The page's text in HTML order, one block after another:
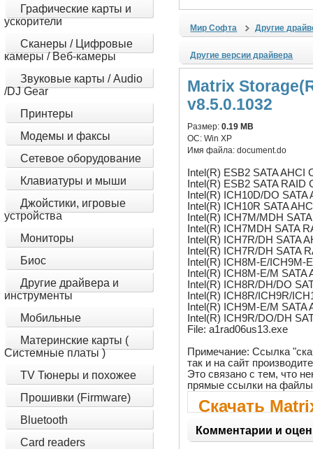
Графические карты и
ускорители
Сканеры / Цифровые
камеры / Веб-камеры
Звуковые карты / Audio
/DJ Gear
Принтеры
Модемы и факсы
Сетевое оборудование
Клавиатуры и мыши
Джойстики, игровые
устройства
Мониторы
Биос
Другие драйвера и
инструменты
Мобильные
Материнские карты (
Системные платы )
TV Тюнеры и похожее
Прошивки (Firmware)
Bluetooth
Card readers
Мир Софта Другие
Другие версии драйвера
Matrix
v8.5.0.1032
Размер:0.19 MB
ОС:Win XP
Имя файла:document.do
Intel(R) ESB2 SATA AHCI
Intel(R) ESB2 SATA RAID
Intel(R) ICH10D/DO SATA
Intel(R) ICH10R SATA
Intel(R) ICH7M/MDH
Intel(R) ICH7MDH SATA
Intel(R) ICH7R/DH SATA
Intel(R) ICH7R/DH SATA
Intel(R) ICH8M-E/ICH9M-
Intel(R) ICH8M-E/M SATA
Intel(R) ICH8R/DH/DO
Intel(R) ICH8R/ICH9R/
Intel(R) ICH9M-E/M SATA
Intel(R) ICH9R/DO/DH
File: a1rad06us13.exe
Примечание: Ссылка
так и на сайт
Это связано с тем, что
прямые ссылки на
Скачать
AHCI
Комментарии и